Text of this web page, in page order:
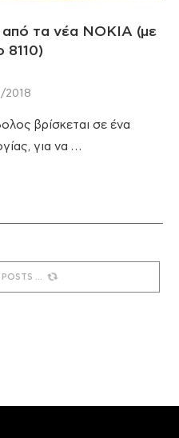
από τα νέα ΝΟΚΙΑ (με
8110)
2018
βρίσκεται σε ένα
για να …